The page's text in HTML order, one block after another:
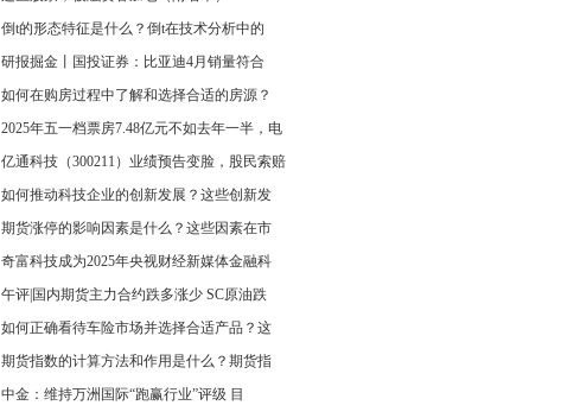
倒t的形态特征是什么？倒t在技术分析中的
研报掘金丨国投证券：比亚迪4月销量符合
如何在购房过程中了解和选择合适的房源？
2025年五一档票房7.48亿元不如去年一半，电
亿通科技（300211）业绩预告变脸，股民索赔
如何推动科技企业的创新发展？这些创新发
期货涨停的影响因素是什么？这些因素在市
奇富科技成为2025年央视财经新媒体金融科
午评|国内期货主力合约跌多涨少 SC原油跌
如何正确看待车险市场并选择合适产品？这
期货指数的计算方法和作用是什么？期货指
中金：维持万洲国际“跑赢行业”评级 目